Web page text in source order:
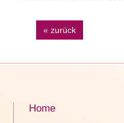
« zurück
Home